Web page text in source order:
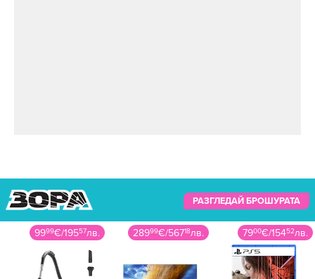
РАЗГЛЕДАЙ БРОШУРАТА
9999€/19557лв. 28999€/56718лв. 7900€/15452лв.